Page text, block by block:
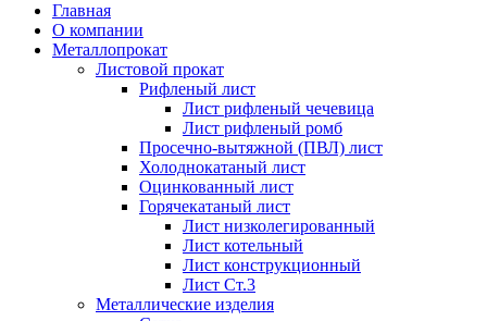
Главная
О компании
Металлопрокат
Листовой прокат
Рифленый лист
Лист рифленый чечевица
Лист рифленый ромб
Просечно-вытяжной (ПВЛ) лист
Холоднокатаный лист
Оцинкованный лист
Горячекатаный лист
Лист низколегированный
Лист котельный
Лист конструкционный
Лист Ст.3
Металлические изделия